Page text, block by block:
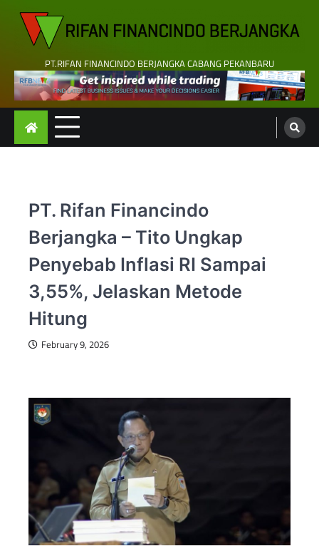
content
PT.RIFAN FINANCINDO BERJANGKA CABANG PEKANBARU
PT. Rifan Financindo
Berjangka – Tito Ungkap
Penyebab Inflasi RI Sampai
3,55%, Jelaskan Metode
Hitung
February 9, 2026